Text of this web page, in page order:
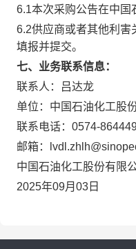
6.1本次采购公告在中国
6.2供应商或者其他利害
填报并提交。
七、业务联系信息：
联系人：吕达龙
单位：中国石油化工股
联系电话：0574-
邮箱：
中国石油化工股份有限
2025年09月03日